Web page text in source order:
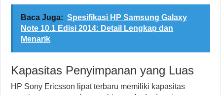
Baca Juga: Spesifikasi HP Samsung Galaxy
Note 10.1 Edisi 2014: Detail Lengkap dan
Menarik
Kapasitas Penyimpanan yang Luas
HP Sony Ericsson lipat terbaru memiliki kapasitas